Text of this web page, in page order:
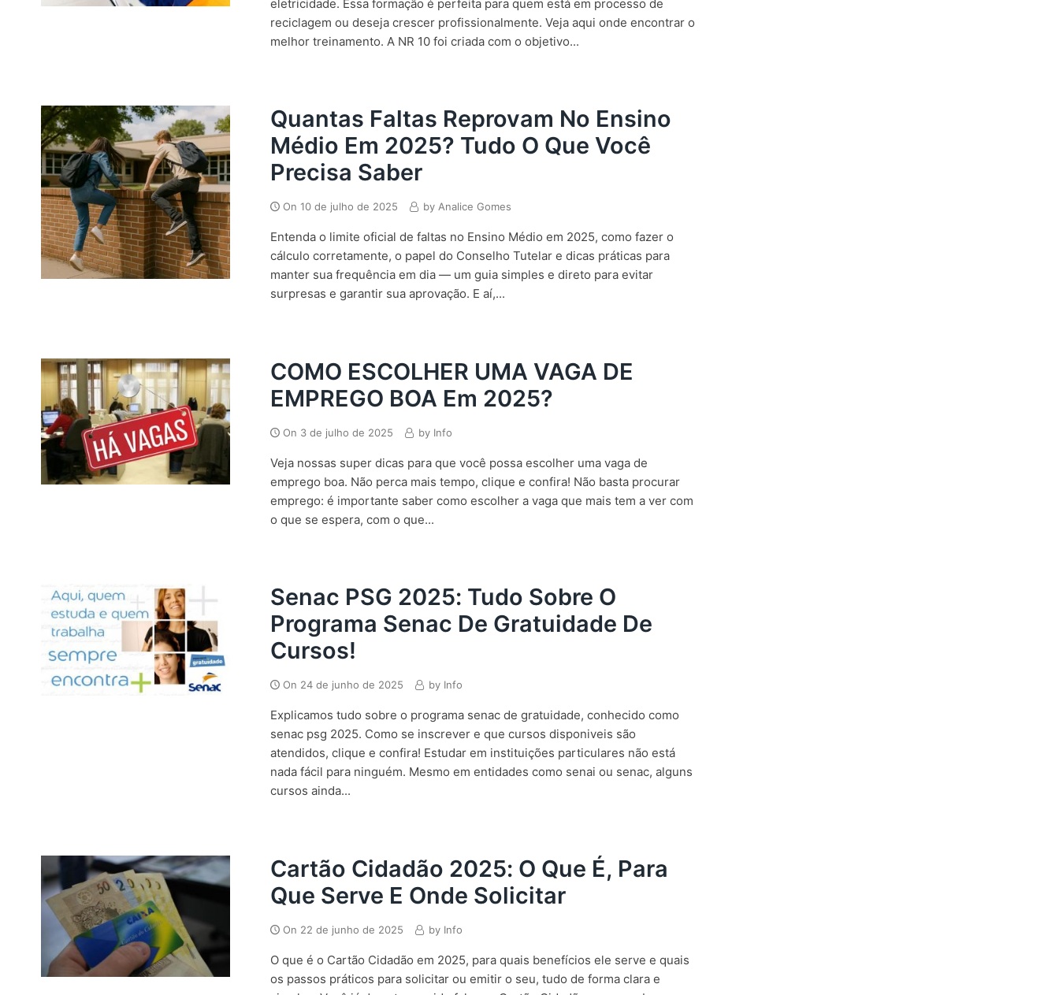
eletricidade. Essa formação é perfeita para quem está em processo de
reciclagem ou deseja crescer profissionalmente. Veja aqui onde encontrar o
melhor treinamento. A NR 10 foi criada com o objetivo...
Quantas Faltas Reprovam No Ensino
Médio Em 2025? Tudo O Que Você
Precisa Saber
On 10 de julho de 2025 by Analice Gomes
Entenda o limite oficial de faltas no Ensino Médio em 2025, como fazer o
cálculo corretamente, o papel do Conselho Tutelar e dicas práticas para
manter sua frequência em dia — um guia simples e direto para evitar
surpresas e garantir sua aprovação. E aí,...
COMO ESCOLHER UMA VAGA DE
EMPREGO BOA Em 2025?
On 3 de julho de 2025 by Info
Veja nossas super dicas para que você possa escolher uma vaga de
emprego boa. Não perca mais tempo, clique e confira! Não basta procurar
emprego: é importante saber como escolher a vaga que mais tem a ver com
o que se espera, com o que...
Senac PSG 2025: Tudo Sobre O
Programa Senac De Gratuidade De
Cursos!
On 24 de junho de 2025 by Info
Explicamos tudo sobre o programa senac de gratuidade, conhecido como
senac psg 2025. Como se inscrever e que cursos disponiveis são
atendidos, clique e confira! Estudar em instituições particulares não está
nada fácil para ninguém. Mesmo em entidades como senai ou senac, alguns
cursos ainda...
Cartão Cidadão 2025: O Que É, Para
Que Serve E Onde Solicitar
On 22 de junho de 2025 by Info
O que é o Cartão Cidadão em 2025, para quais benefícios ele serve e quais
os passos práticos para solicitar ou emitir o seu, tudo de forma clara e